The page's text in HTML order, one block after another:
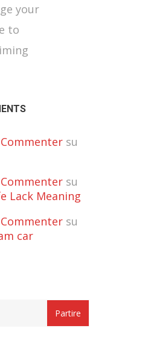
your
to
su
su
Lack Meaning
su
car